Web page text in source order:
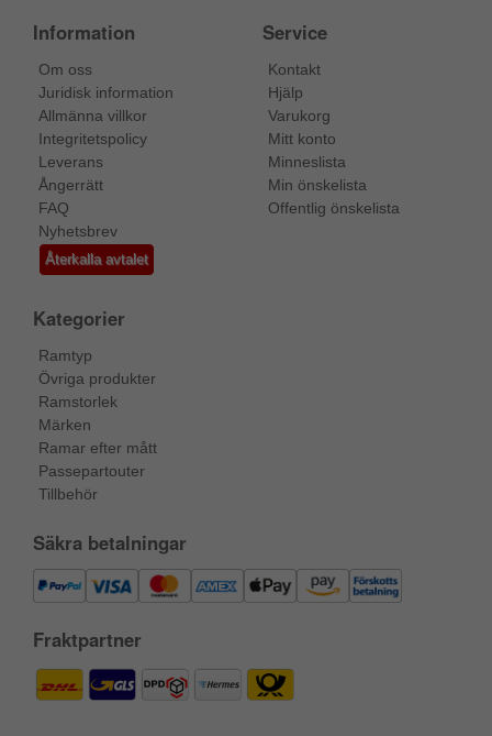
Information
Om oss
Juridisk information
Allmänna villkor
Integritetspolicy
Leverans
Ångerrätt
FAQ
Nyhetsbrev
Återkalla avtalet
Service
Kontakt
Hjälp
Varukorg
Mitt konto
Minneslista
Min önskelista
Offentlig önskelista
Kategorier
Ramtyp
Övriga produkter
Ramstorlek
Märken
Ramar efter mått
Passepartouter
Tillbehör
Säkra betalningar
Fraktpartner